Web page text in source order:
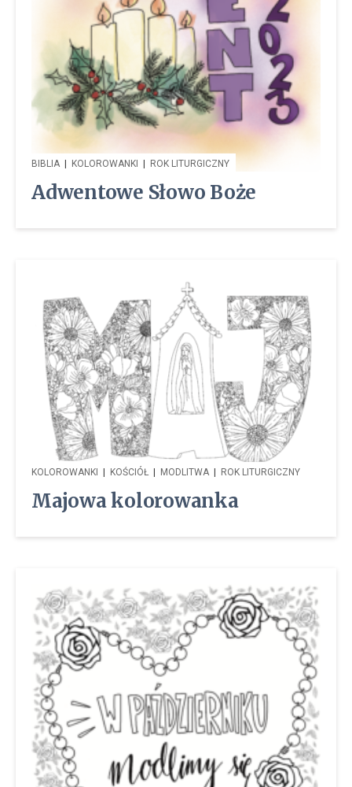
BIBLIA KOLOROWANKI ROK LITURGICZNY
Adwentowe Słowo Boże
KOLOROWANKI KOŚCIÓŁ MODLITWA ROK LITURGICZNY
Majowa kolorowanka